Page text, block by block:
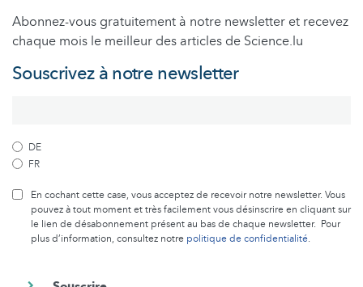
Abonnez-vous gratuitement à notre newsletter et recevez
chaque mois le meilleur des articles de Science.lu
Souscrivez à notre newsletter
DE
FR
En cochant cette case, vous acceptez de recevoir notre newsletter. Vous
pouvez à tout moment et très facilement vous désinscrire en cliquant sur
le lien de désabonnement présent au bas de chaque newsletter. Pour
plus d’information, consultez notre politique de confidentialité.